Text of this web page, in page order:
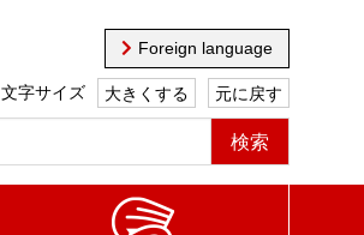
Foreign language
文字サイズ 大きくする 元に戻す